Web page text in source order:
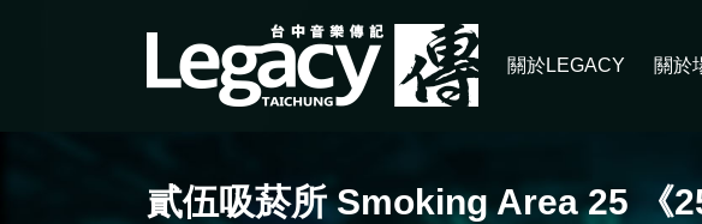
關於LEGACY 關於
貳伍吸菸所 Smoking Area 25 《